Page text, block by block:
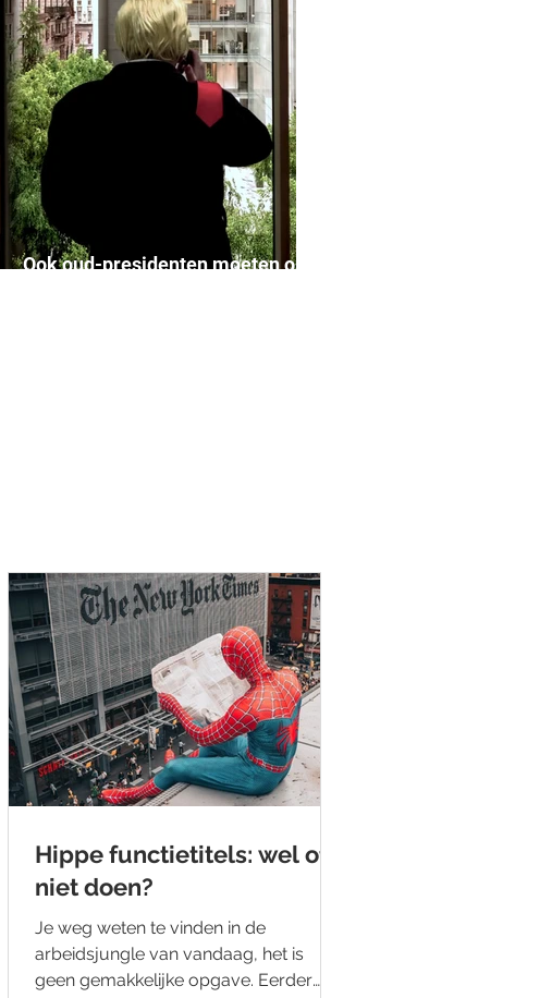
Hippe functietitels: wel of
niet doen?
Je weg weten te vinden in de
arbeidsjungle van vandaag, het is
geen gemakkelijke opgave. Eerder
Ook oud-presidenten moeten op